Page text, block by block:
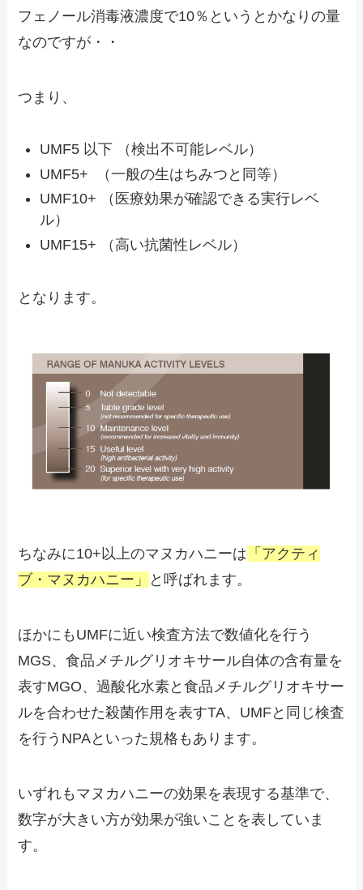
フェノール消毒液濃度で10％というとかなりの量
なのですが・・
つまり、
UMF5 以下 （検出不可能レベル）
UMF5+ （一般の生はちみつと同等）
UMF10+ （医療効果が確認できる実行レベ
ル）
UMF15+ （高い抗菌性レベル）
となります。
ちなみに10+以上のマヌカハニーは 「アクティ
ブ・マヌカハニー」
と呼ばれます。
ほかにもUMFに近い検査方法で数値化を行う
MGS、食品メチルグリオキサール自体の含有量を
表すMGO、過酸化水素と食品メチルグリオキサー
ルを合わせた殺菌作用を表すTA、UMFと同じ検査
を行うNPAといった規格もあります。
いずれもマヌカハニーの効果を表現する基準で、
数字が大きい方が効果が強いことを表していま
す。